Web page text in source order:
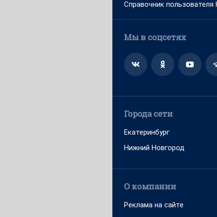
Справочник пользователя
Мы в соцсетях
Города сети
Екатеринбург
Нижний Новгород
О компании
Реклама на сайте